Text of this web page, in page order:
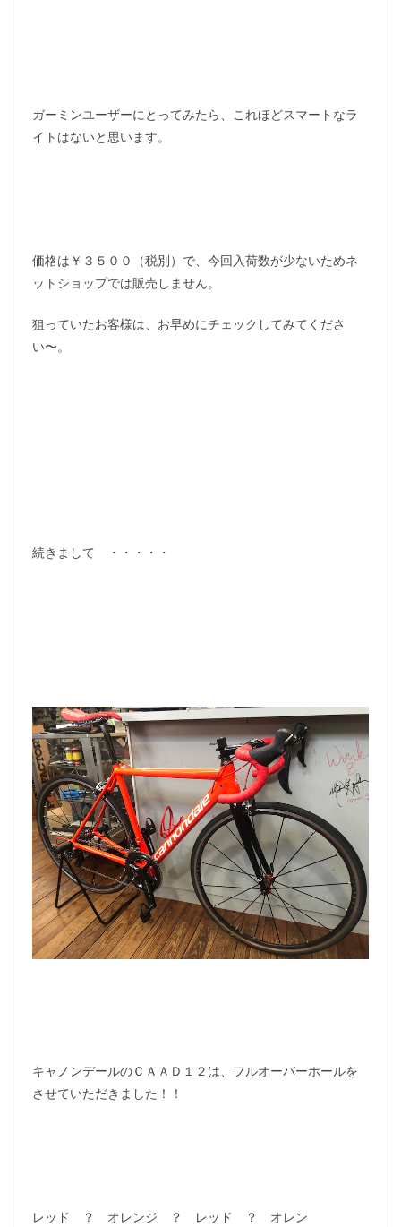
ガーミンユーザーにとってみたら、これほどスマートなラ
イトはないと思います。
価格は￥３５００（税別）で、今回入荷数が少ないためネ
ットショップでは販売しません。
狙っていたお客様は、お早めにチェックしてみてくださ
い〜。
続きまして ・・・・・
キャノンデールのＣＡＡＤ１２は、フルオーバーホールを
させていただきました！！
レッド ？ オレンジ ？ レッド ？ オレン